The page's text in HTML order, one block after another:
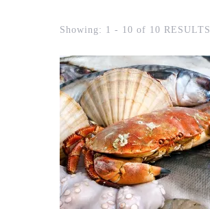
Showing: 1 - 10 of 10 RESULTS